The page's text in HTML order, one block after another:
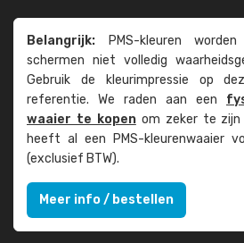
Belangrijk: PMS-kleuren
schermen niet volledig
Gebruik de kleur­impressie op
referentie. We raden aan een
waaier te kopenom zeker te zijn
heeft al een PMS-kleuren­waaier
(exclusief BTW).
Meer info / bestellen